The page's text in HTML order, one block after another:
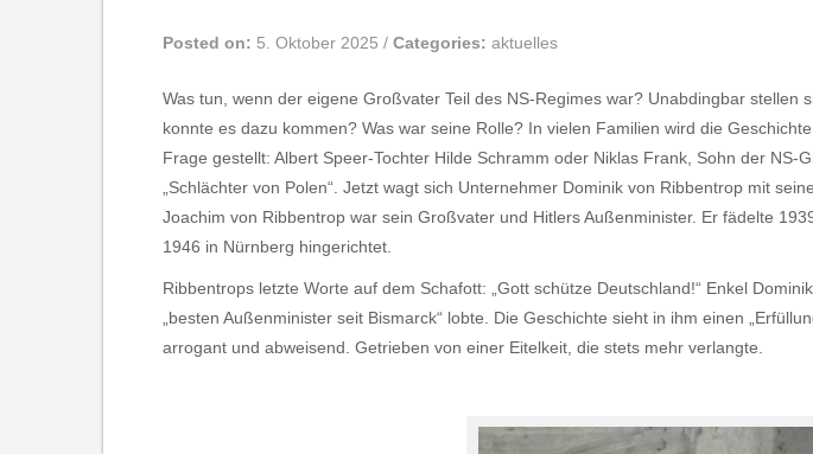
Posted on: 5. Oktober 2025 / Categories: aktuelles
Was tun, wenn der eigene Großvater Teil des NS-Regimes war? Unabdingbar
konnte es dazu kommen? Was war seine Rolle? In vielen Familien wird die
Frage gestellt: Albert Speer-Tochter Hilde Schramm oder Niklas Frank, Sohn der
„Schlächter von Polen“. Jetzt wagt sich Unternehmer Dominik von Ribbentrop mit
Joachim von Ribbentrop war sein Großvater und Hitlers Außenminister. Er fädelte
1946 in Nürnberg hingerichtet.
Ribbentrops letzte Worte auf dem Schafott: „Gott schütze Deutschland!“ Enkel
„besten Außenminister seit Bismarck“ lobte. Die Geschichte sieht in ihm einen
arrogant und abweisend. Getrieben von einer Eitelkeit, die stets mehr verlangte.